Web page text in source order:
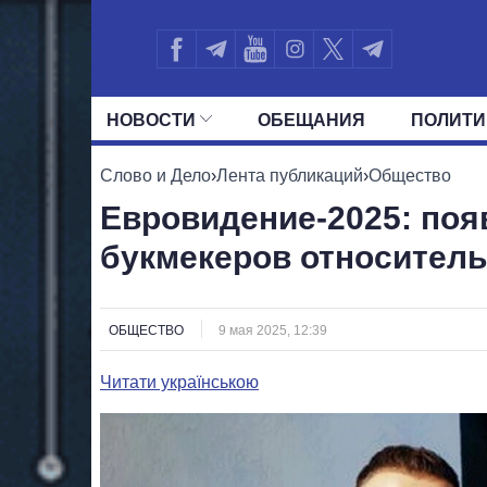
НОВОСТИ ОБЕЩАНИЯ
ВСЕ ПОЛИТИКИ ПРЕЗИДЕНТ И
Слово и Дело›Лента публикаций›Общество
Евровидение-2025:
букмекеров
ОБЩЕСТВО 9 мая 2025, 12:39
Читати українською